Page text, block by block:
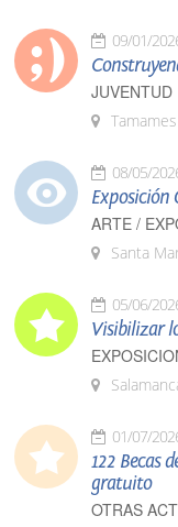
09/01/
JUVENTUD
Tamames
08/05/
Exposición
ARTE /
Santa
05/06/
Visibilizar
01/07/
122 Becas
gratuito
OTRAS